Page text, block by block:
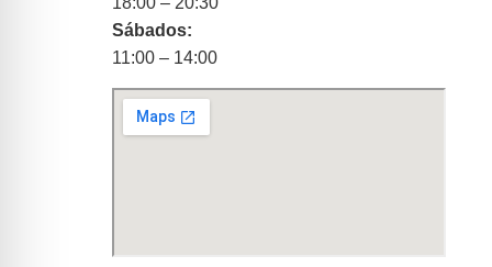
Sábados:
11:00 – 14:00